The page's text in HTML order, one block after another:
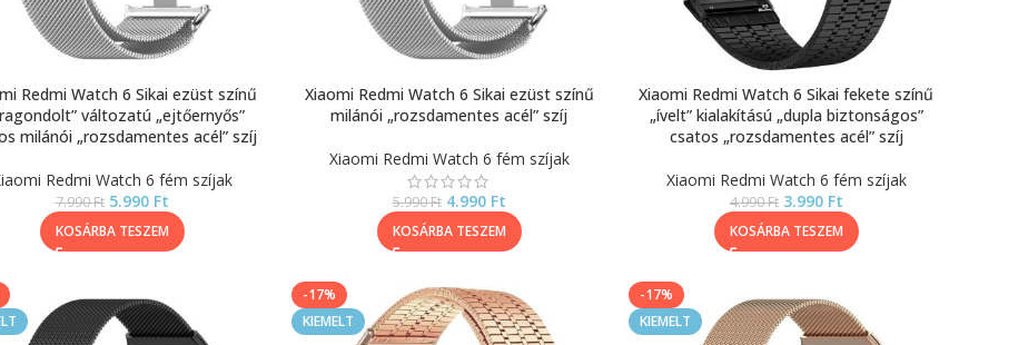
Redmi Watch 6 Sikai ezüst színű
változatú „ejtőernyős”
milánói „rozsdamentes acél” szíj
Redmi Watch 6 fém szíjak
7.990Ft 5.990 Ft
KOSÁRBA TESZEM
Xiaomi Redmi Watch 6 Sikai ezüst színű
milánói „rozsdamentes acél” szíj
Xiaomi Redmi Watch 6 fém szíjak
5.990Ft 4.990 Ft
KOSÁRBA TESZEM
Xiaomi Redmi Watch 6 Sikai fekete színű
„ívelt” kialakítású „dupla biztonságos”
csatos „rozsdamentes acél” szíj
Xiaomi Redmi Watch 6 fém szíjak
4.990Ft 3.990 Ft
KOSÁRBA TESZEM
-17%
KIEMELT
-17%
KIEMELT